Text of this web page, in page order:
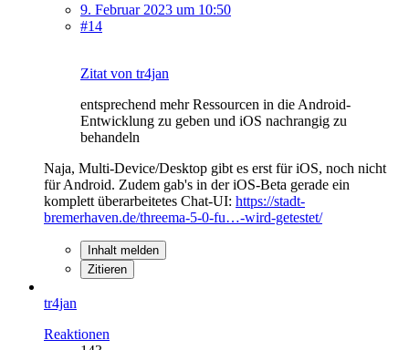
9. Februar 2023 um 10:50
#14
Zitat von tr4jan
entsprechend mehr Ressourcen in die Android-
Entwicklung zu geben und iOS nachrangig zu
behandeln
Naja, Multi-Device/Desktop gibt es erst für iOS, noch nicht
für Android. Zudem gab's in der iOS-Beta gerade ein
komplett überarbeitetes Chat-UI: https://stadt-
bremerhaven.de/threema-5-0-fu…-wird-getestet/
Inhalt melden
Zitieren
tr4jan
Reaktionen